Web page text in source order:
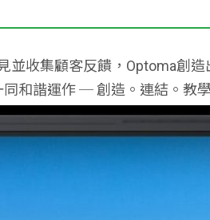
並收集顧客反饋，Optoma創
和諧運作 ─ 創造。連結。教學